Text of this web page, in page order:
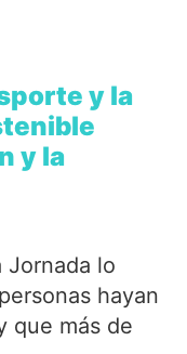
y la
y la
Jornada lo
hayan
que más de